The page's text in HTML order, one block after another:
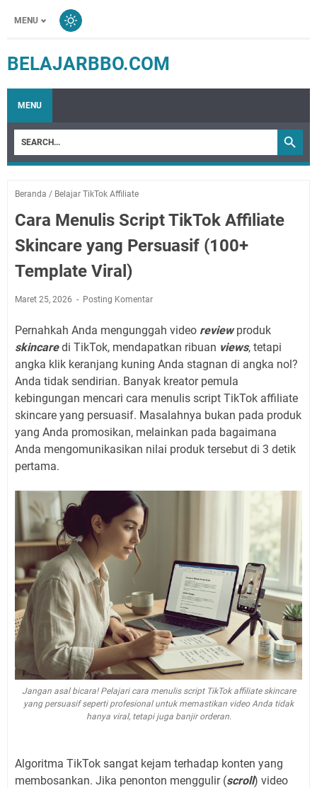
MENU
BELAJARBBO.COM
MENU
Beranda / Belajar TikTok Affiliate
Cara Menulis Script TikTok Affiliate
Skincare yang Persuasif (100+
Template Viral)
Maret 25, 2026 Posting Komentar
Pernahkah Anda mengunggah video reviewproduk
skincaredi TikTok, mendapatkan ribuan views, tetapi
angka klik keranjang kuning Anda stagnan di angka nol?
Anda tidak sendirian. Banyak kreator pemula
kebingungan mencari cara menulis script TikTok affiliate
skincare yang persuasif. Masalahnya bukan pada produk
yang Anda promosikan, melainkan pada bagaimana
Anda mengomunikasikan nilai produk tersebut di 3 detik
pertama.
Jangan asal bicara! Pelajari cara menulis script TikTok affiliate skincare
yang persuasif seperti profesional untuk memastikan video Anda tidak
hanya viral, tetapi juga banjir orderan.
Algoritma TikTok sangat kejam terhadap konten yang
membosankan. Jika penonton menggulir (scroll) video